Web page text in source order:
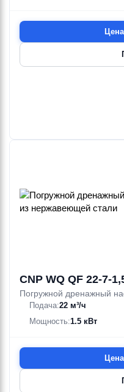
CNP WQ QF 22-7-
Погружной дренажный
Подача:22 м³/ч
Мощность:1.5 кВт